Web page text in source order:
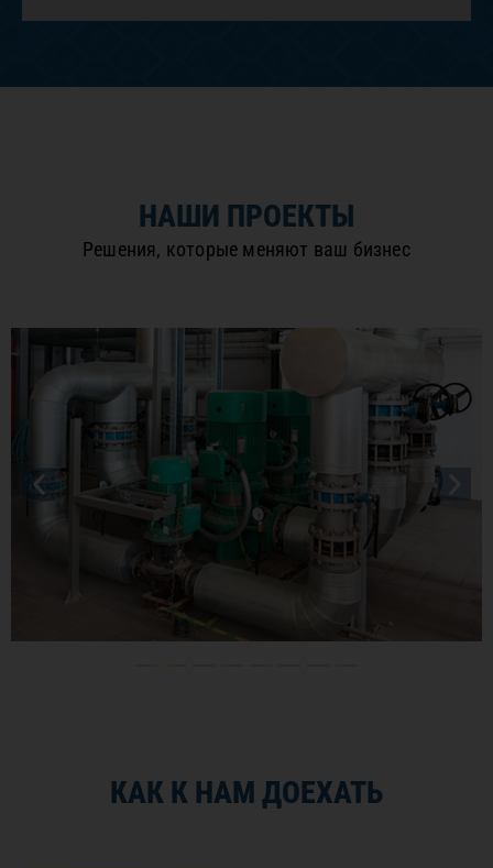
НАШИ ПРОЕКТЫ
Решения, которые меняют ваш бизнес
КАК К НАМ ДОЕХАТЬ